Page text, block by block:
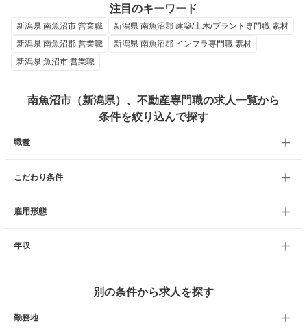
注目のキーワード
新潟県 南魚沼市 営業職
新潟県 南魚沼郡 建築/土木/プラント専門職 素材
新潟県 南魚沼郡 営業職
新潟県 南魚沼郡 インフラ専門職 素材
新潟県 魚沼市 営業職
南魚沼市（新潟県）、不動産専門職の求人一覧から
条件を絞り込んで探す
職種
こだわり条件
雇用形態
年収
別の条件から求人を探す
勤務地